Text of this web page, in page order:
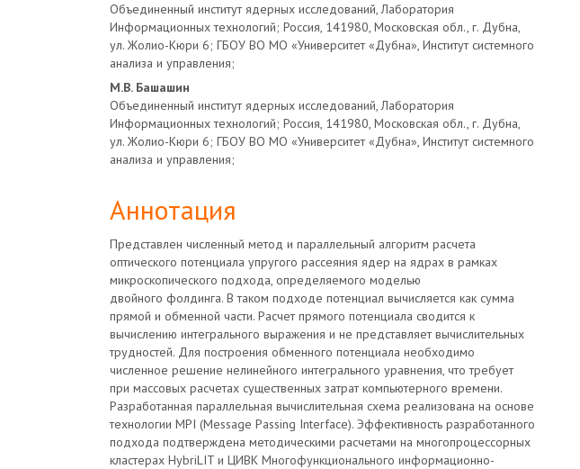
Объединенный институт ядерных исследований, Лаборатория
Информационных технологий; Россия, 141980, Московская обл., г. Дубна,
ул. Жолио-Кюри 6; ГБОУ ВО МО «Университет «Дубна», Институт системного
анализа и управления;
М.В. Башашин
Объединенный институт ядерных исследований, Лаборатория
Информационных технологий; Россия, 141980, Московская обл., г. Дубна,
ул. Жолио-Кюри 6; ГБОУ ВО МО «Университет «Дубна», Институт системного
анализа и управления;
Аннотация
Представлен численный метод и параллельный алгоритм расчета
оптического потенциала упругого рассеяния ядер на ядрах в рамках
микроскопического подхода, определяемого моделью
двойного фолдинга. В таком подходе потенциал вычисляется как сумма
прямой и обменной части. Расчет прямого потенциала сводится к
вычислению интегрального выражения и не представляет вычислительных
трудностей. Для построения обменного потенциала необходимо
численное решение нелинейного интегрального уравнения, что требует
при массовых расчетах существенных затрат компьютерного времени.
Разработанная параллельная вычислительная схема реализована на основе
технологии MPI (Message Passing Interface). Эффективность разработанного
подхода подтверждена методическими расчетами на многопроцессорных
кластерах HybriLIT и ЦИВК Многофункционального информационно-